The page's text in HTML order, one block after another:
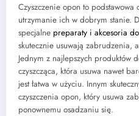
Czyszczenie opon to podstawowa
utrzymanie ich w dobrym stanie.
specjalne preparaty i akcesoria
skutecznie usuwają zabrudzenia,
Jednym z najlepszych produktów
czyszcząca, która usuwa nawet
jest łatwa w użyciu. Innym
czyszczenia opon, który usuwa
ponownemu osadzaniu się.